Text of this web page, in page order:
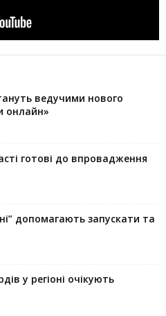
ведучими нового
онлайн»
готові до впровадження
допомагають запускaти та
у регіоні очікують